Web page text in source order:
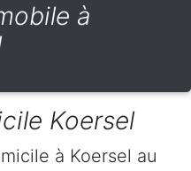
à
Koersel
à Koersel au